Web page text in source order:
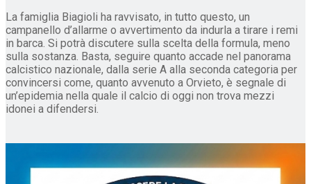
La famiglia Biagioli ha ravvisato, in tutto questo, un
campanello d’allarme o avvertimento da indurla a tirare i remi
in barca. Si potrà discutere sulla scelta della formula, meno
sulla sostanza. Basta, seguire quanto accade nel panorama
calcistico nazionale, dalla serie A alla seconda categoria per
convincersi come, quanto avvenuto a Orvieto, è segnale di
un’epidemia nella quale il calcio di oggi non trova mezzi
idonei a difendersi.